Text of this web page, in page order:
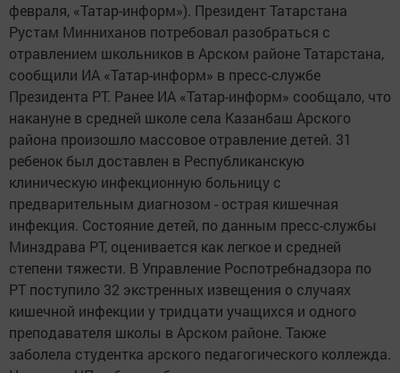
февраля, «Татар-информ»). Президент Татарстана
Рустам Минниханов потребовал разобраться с
отравлением школьников в Арском районе Татарстана,
сообщили ИА «Татар-информ» в пресс-службе
Президента РТ. Ранее ИА «Татар-информ» сообщало, что
накануне в средней школе села Казанбаш Арского
района произошло массовое отравление детей. 31
ребенок был доставлен в Республиканскую
клиническую инфекционную больницу с
предварительным диагнозом - острая кишечная
инфекция. Состояние детей, по данным пресс-службы
Минздрава РТ, оценивается как легкое и средней
степени тяжести. В Управление Роспотребнадзора по
РТ поступило 32 экстренных извещения о случаях
кишечной инфекции у тридцати учащихся и одного
преподавателя школы в Арском районе. Также
заболела студентка арского педагогического коллежда.